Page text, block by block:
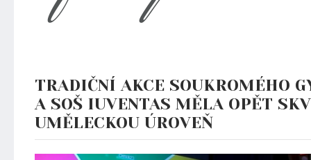
TRADIČNÍ AKCE SOUKROMÉHO
A SOŠ IUVENTAS MĚLA OPĚT
UMĚLECKOU ÚROVEŇ